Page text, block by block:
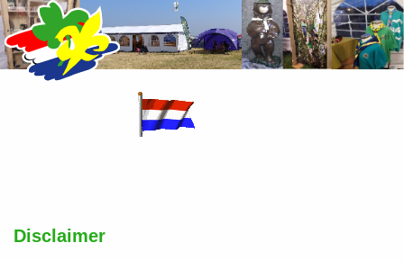
Disclaimer